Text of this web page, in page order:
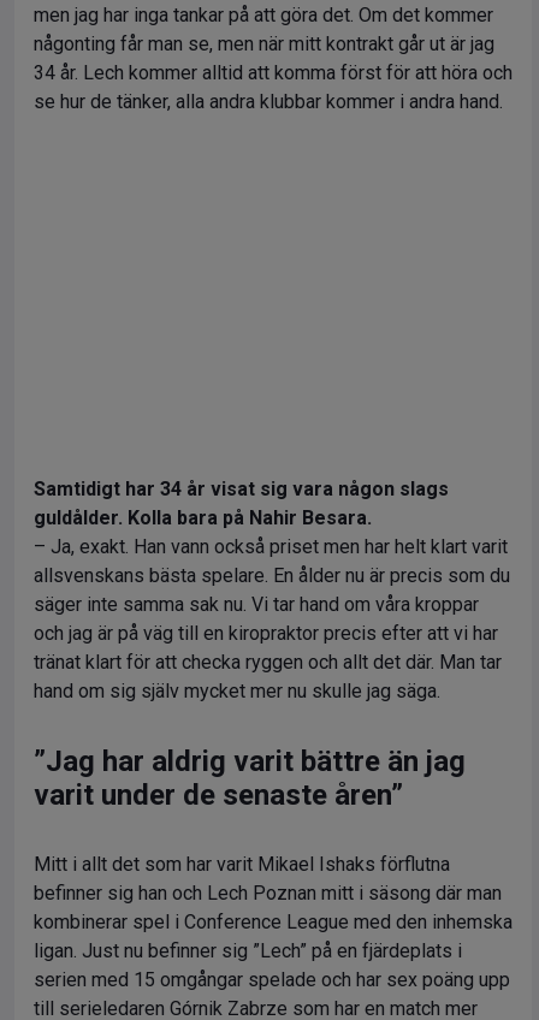
men jag har inga tankar på att göra det. Om det kommer
någonting får man se, men när mitt kontrakt går ut är jag
34 år. Lech kommer alltid att komma först för att höra och
se hur de tänker, alla andra klubbar kommer i andra hand.
Samtidigt har 34 år visat sig vara någon slags
guldålder. Kolla bara på Nahir Besara.
– Ja, exakt. Han vann också priset men har helt klart varit
allsvenskans bästa spelare. En ålder nu är precis som du
säger inte samma sak nu. Vi tar hand om våra kroppar
och jag är på väg till en kiropraktor precis efter att vi har
tränat klart för att checka ryggen och allt det där. Man tar
hand om sig själv mycket mer nu skulle jag säga.
”Jag har aldrig varit bättre än jag
varit under de senaste åren”
Mitt i allt det som har varit Mikael Ishaks förflutna
befinner sig han och Lech Poznan mitt i säsong där man
kombinerar spel i Conference League med den inhemska
ligan. Just nu befinner sig ”Lech” på en fjärdeplats i
serien med 15 omgångar spelade och har sex poäng upp
till serieledaren Górnik Zabrze som har en match mer